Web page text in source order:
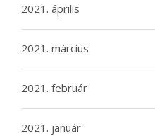
2021. április
2021. március
2021. február
2021. január